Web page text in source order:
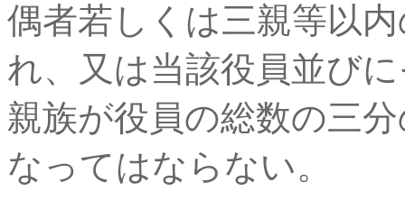
偶者若しくは三親等以
れ、又は当該役員並び
親族が役員の総数の三
なってはならない。